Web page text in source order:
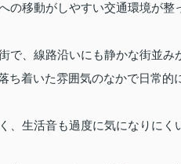
の移動がしやすい交通環境が整
、線路沿いにも静かな街並み
ち着いた雰囲気のなかで日常的
、生活音も過度に気になりにく